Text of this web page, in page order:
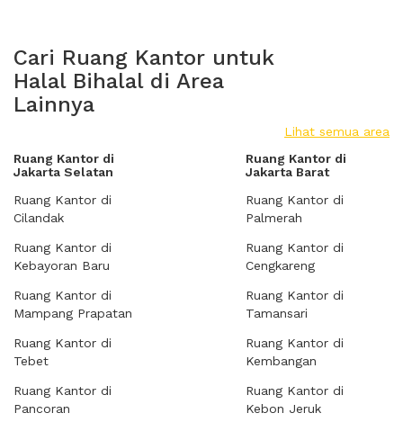
Cari Ruang Kantor untuk
Halal Bihalal di Area
Lainnya
Lihat semua area
Ruang Kantor di
Jakarta Selatan
Ruang Kantor di
Cilandak
Ruang Kantor di
Kebayoran Baru
Ruang Kantor di
Mampang Prapatan
Ruang Kantor di
Tebet
Ruang Kantor di
Pancoran
Ruang Kantor di
Jakarta Barat
Ruang Kantor di
Palmerah
Ruang Kantor di
Cengkareng
Ruang Kantor di
Tamansari
Ruang Kantor di
Kembangan
Ruang Kantor di
Kebon Jeruk